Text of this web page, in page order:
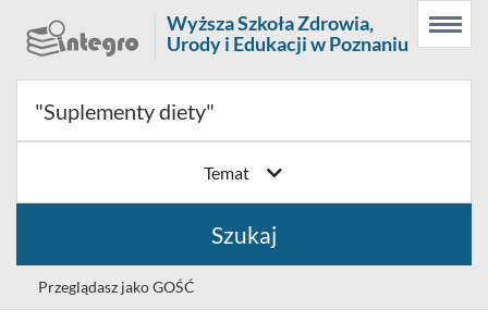
Menu
główne
Wyszukiwarka
Treść
główna
Menu
Prolib
Integro
strona
główna
Wyższa Szkoła Zdrowia,
Urody i Edukacji w Poznaniu
Temat
Szukaj
Przeglądasz jako GOŚĆ